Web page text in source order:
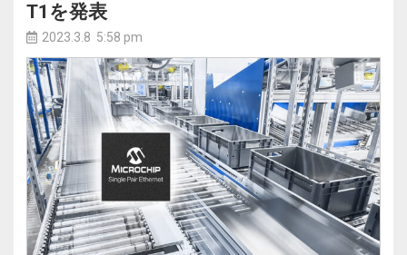
T1を発表
2023.3.8 5:58 pm